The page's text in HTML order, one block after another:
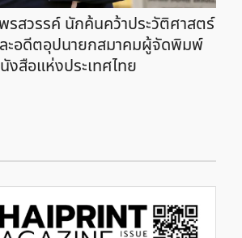
สวรรค์ นักค้นคว้าประวัติศาสตร์
ะอดีตอุปนายกสมาคมผู้จัดพิมพ์
งสือแห่งประเทศไทย